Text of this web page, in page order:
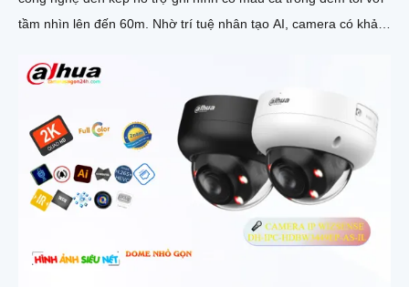
tầm nhìn lên đến 60m. Nhờ trí tuệ nhân tạo AI, camera có khả
báo giả nâng cao hiệu quả an ninh hỗ trợ khe cắm thẻ nhớ
512GB, chuẩn chống nước IP67